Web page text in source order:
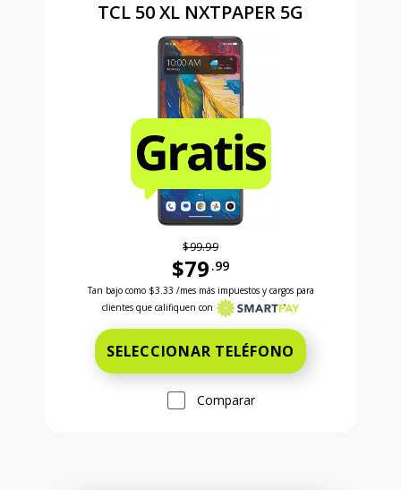
TCL 50 XL NXTPAPER 5G
$99.99
$79 .99
Antes el precio era 99 dollars and 99 cents Ahora
Tan bajo como $3.33 /mes más impuestos y cargos para
clientes que califiquen con
SELECCIONAR TELÉFONO
Comparar